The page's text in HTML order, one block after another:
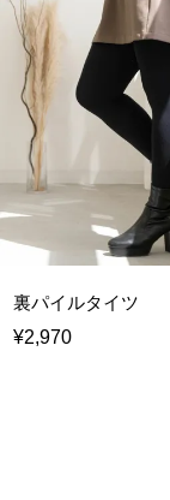
裏パイルタイツ
¥2,970